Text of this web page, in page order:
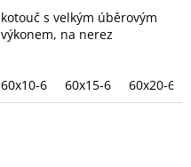
50x30-6 50x40-6 50x50-6
kotouč s velkým úběrovým
výkonem, na nerez
60x10-6 60x15-6 60x20-6